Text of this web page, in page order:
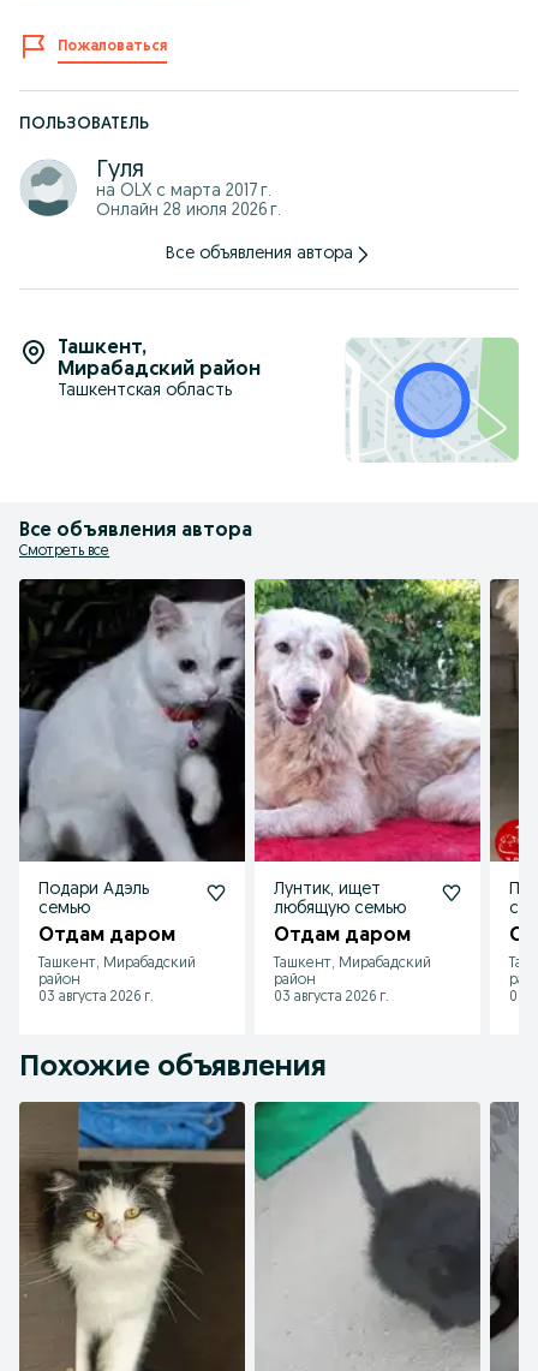
Пожаловаться
ПОЛЬЗОВАТЕЛЬ
Гуля
на OLX с марта 2017 г.
Онлайн 28 июля 2026 г.
Все объявления автора
Ташкент,
Мирабадский район
Ташкентская область
Все объявления автора
Смотреть все
Подари Адэль
семью
Отдам даром
Ташкент, Мирабадский
район
03 августа 2026 г.
Лунтик, ищет
любящую семью
Отдам даром
Ташкент, Мирабадский
район
03 августа 2026 г.
03
Похожие объявления